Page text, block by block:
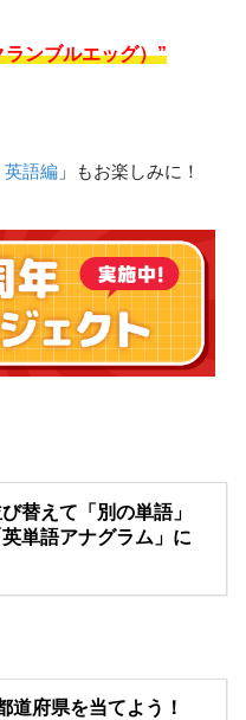
ンブルエッグ）”
英語編」もお楽しみに！
替えて「別の単語」
単語アナグラム」に
道府県を当てよう！